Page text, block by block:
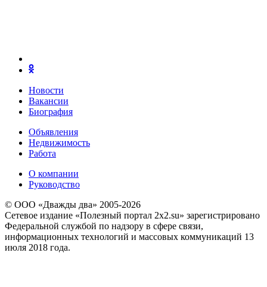
Новости
Вакансии
Биография
Объявления
Недвижимость
Работа
О компании
Руководство
© ООО «Дважды два» 2005-2026
Сетевое издание «Полезный портал 2x2.su» зарегистрировано
Федеральной службой по надзору в сфере связи,
информационных технологий и массовых коммуникаций 13
июля 2018 года.